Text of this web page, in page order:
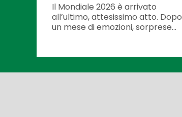
Il Mondiale 2026 è arrivato
all’ultimo, attesissimo atto. Dopo
un mese di emozioni, sorprese...